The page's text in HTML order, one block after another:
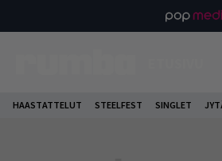
HAASTATTELUT STEELFEST SINGLET